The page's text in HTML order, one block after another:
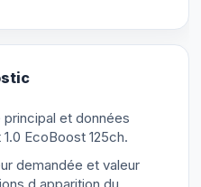
et données
EcoBoost 125ch.
demandée et valeur